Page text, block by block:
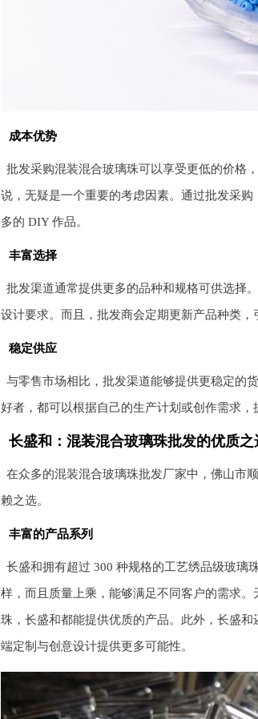
成本优势
批发采购混装混合玻璃珠可以享受更低的价格
说，无疑是一个重要的考虑因素。通过批发采
多的 DIY 作品。
丰富选择
批发渠道通常提供更多的品种和规格可供选择
设计要求。而且，批发商会定期更新产品种类
稳定供应
与零售市场相比，批发渠道能够提供更稳定的
好者，都可以根据自己的生产计划或创作需求
长盛和：混装混合玻璃珠批发的优质之
在众多的混装混合玻璃珠批发厂家中，佛山市
赖之选。
丰富的产品系列
长盛和拥有超过 300 种规格的工艺绣品级玻璃
样，而且质量上乘，能够满足不同客户的需求
珠，长盛和都能提供优质的产品。此外，长盛
端定制与创意设计提供更多可能性。